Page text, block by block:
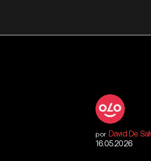
por David De
16.05.2026